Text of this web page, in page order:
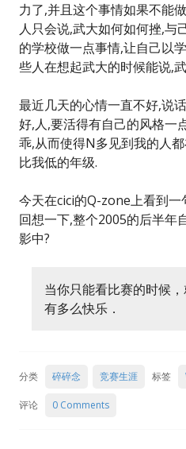
力了,并且这个事情如果不能
人只会说,武大如何如何挫,与
的学校做一点事情,让自己以
些人在想起武大的时候能说,
最近几天的心情一直不好,说
好,人,要活得有自己的风格一
乖,从而使得N多见到我的人
比我低的年级.
今天在cici的Q-zone上看到
回想一下,整个2005的后半年
影中?
当你只能看比赛的时候
有多么快乐．
分类 碎碎念 竞赛生涯 标签
评论 0 Comments